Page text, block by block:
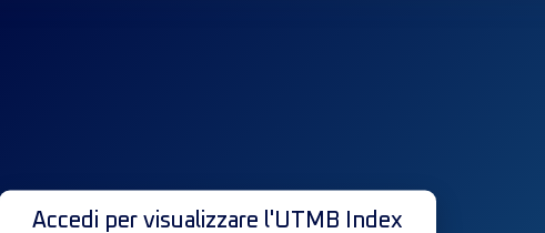
Accedi per visualizzare l'UTMB Index